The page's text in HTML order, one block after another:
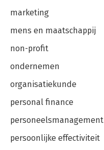
marketing
mens en maatschappij
non-profit
ondernemen
organisatiekunde
personal finance
personeelsmanagement
persoonlijke effectiviteit